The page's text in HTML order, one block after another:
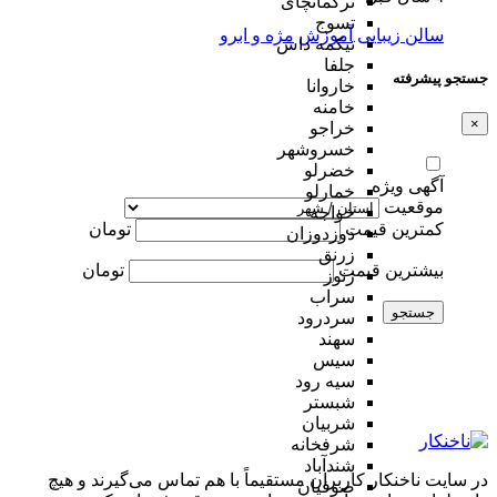
تسوج
تیکمه داش
جلفا
خاروانا
خامنه
خراجو
خسروشهر
خضرلو
خمارلو
خواجه
دوزدوزان
زرنق
زنوز
سراب
سردرود
سهند
سیس
سیه رود
شبستر
شربیان
شرفخانه
شندآباد
صوفیان
سالن زیبایی آموزش مژه و ابرو
جستجو پیشرفته
×
آگهی ویژه
موقعیت
کمترین قیمت
تومان
بیشترین قیمت تومان
جستجو
در سایت ناخنکار کاربران مستقیماً با هم تماس می‌گیرند و هیچ